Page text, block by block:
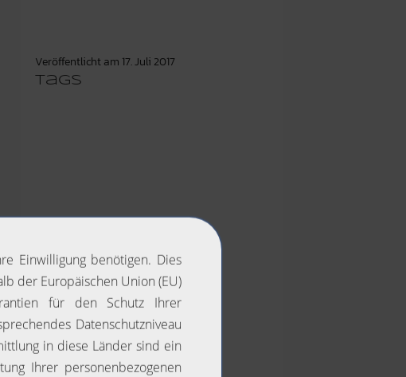
Veröffentlicht am 17. Juli 2017
Tags